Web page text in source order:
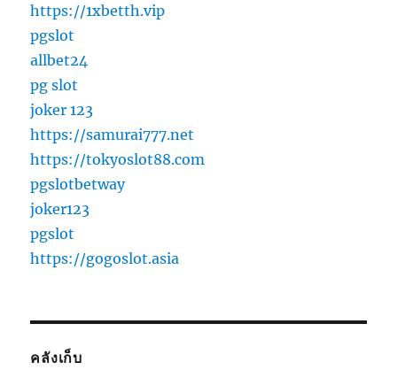
https://1xbetth.vip
pgslot
allbet24
pg slot
joker 123
https://samurai777.net
https://tokyoslot88.com
pgslotbetway
joker123
pgslot
https://gogoslot.asia
คลังเก็บ